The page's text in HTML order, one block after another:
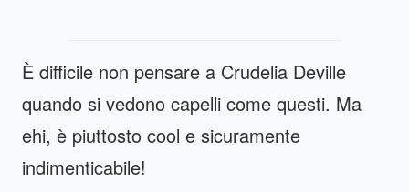
È difficile non pensare a Crudelia Deville
quando si vedono capelli come questi. Ma
ehi, è piuttosto cool e sicuramente
indimenticabile!